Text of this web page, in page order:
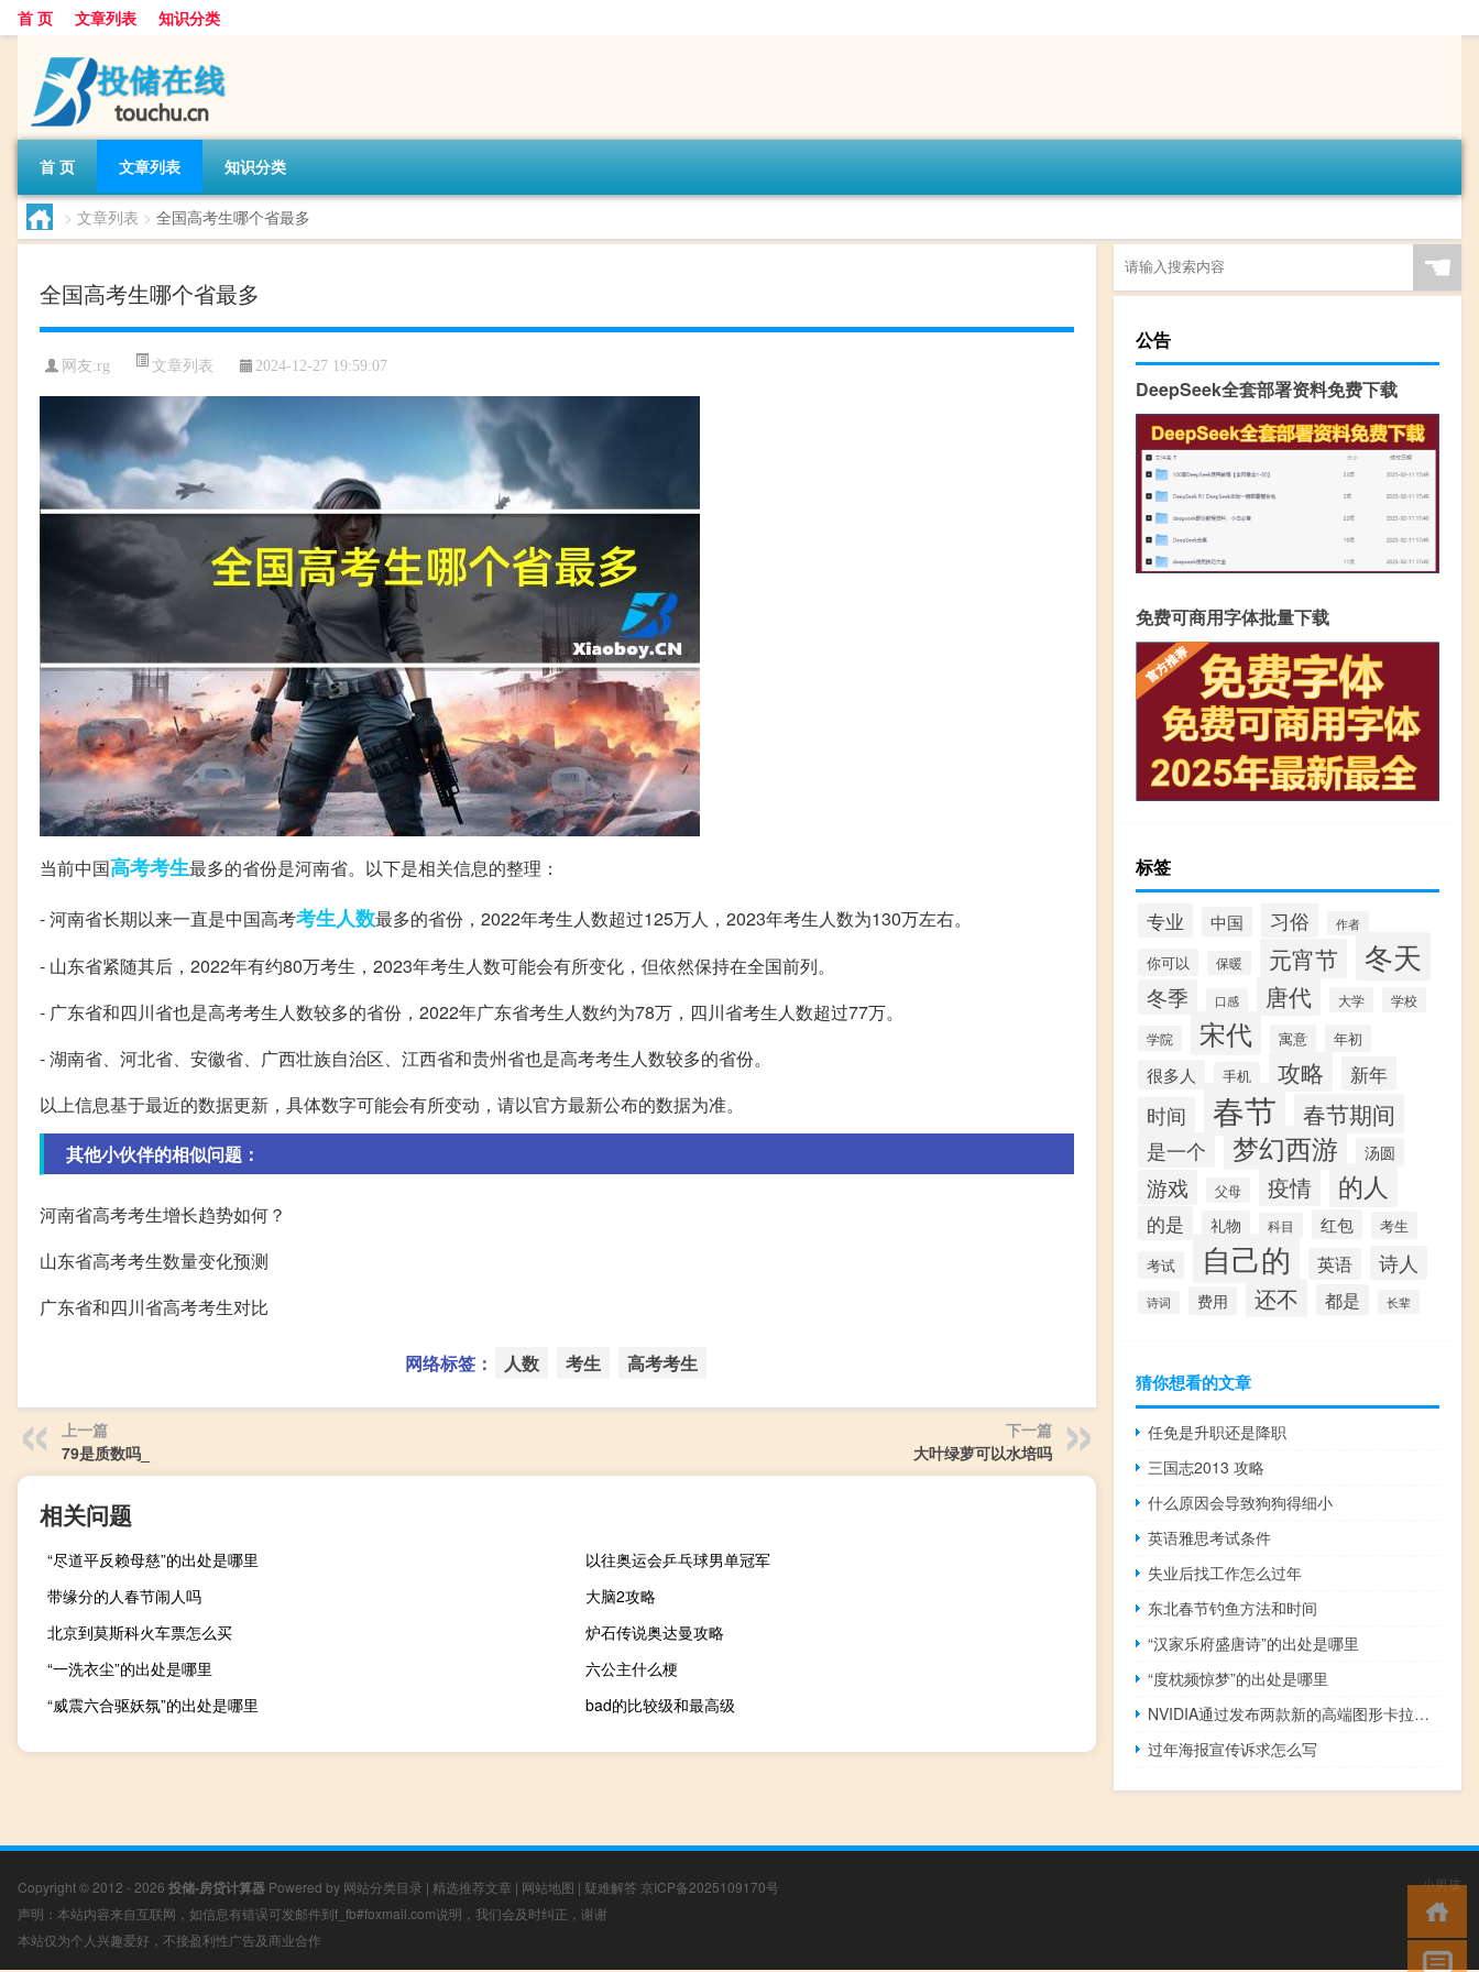
首 页 文章列表 知识分类
首 页 文章列表 知识分类
> 文章列表 > 全国高考生哪个省最多
全国高考生哪个省最多
网友:rg 文章列表 2024-12-27 19:59:07
当前中国高考考生最多的省份是河南省。以下是相关信息的整理：
- 河南省长期以来一直是中国高考考生人数最多的省份，2022年考生人数超过125万人，2023年考生人数为130万左右。
- 山东省紧随其后，2022年有约80万考生，2023年考生人数可能会有所变化，但依然保持在全国前列。
- 广东省和四川省也是高考考生人数较多的省份，2022年广东省考生人数约为78万，四川省考生人数超过77万。
- 湖南省、河北省、安徽省、广西壮族自治区、江西省和贵州省也是高考考生人数较多的省份。
以上信息基于最近的数据更新，具体数字可能会有所变动，请以官方最新公布的数据为准。
其他小伙伴的相似问题：
河南省高考考生增长趋势如何？
山东省高考考生数量变化预测
广东省和四川省高考考生对比
网络标签： 人数 考生 高考考生
上一篇
79是质数吗_
下一篇
大叶绿萝可以水培吗
相关问题
“尽道平反赖母慈”的出处是哪里
以往奥运会乒乓球男单冠军
带缘分的人春节闹人吗
大脑2攻略
北京到莫斯科火车票怎么买
炉石传说奥达曼攻略
“一洗衣尘”的出处是哪里
六公主什么梗
“威震六合驱妖氛”的出处是哪里
bad的比较级和最高级
☚
公告
DeepSeek全套部署资料免费下载
免费可商用字体批量下载
标签
专业 中国 习俗 作者
你可以 保暖 元宵节 冬天
冬季 口感 唐代 大学 学校
学院 宋代 寓意 年初
很多人 手机 攻略 新年
时间 春节 春节期间
是一个 梦幻西游 汤圆
游戏 父母 疫情 的人
的是 礼物 科目 红包
考生
考试
自己的 英语 诗人
诗词 费用 还不 都是 长辈
猜你想看的文章
任免是升职还是降职
三国志2013 攻略
什么原因会导致狗狗得细小
英语雅思考试条件
失业后找工作怎么过年
东北春节钓鱼方法和时间
“汉家乐府盛唐诗”的出处是哪里
“度枕频惊梦”的出处是哪里
NVIDIA通过发布两款新的高端图形卡拉开了本周的序幕
过年海报宣传诉求怎么写
Copyright © 2012 - 2026 投储-房贷计算器 Powered by 网站分类目录 | 精选推荐文章 | 网站地图 | 疑难解答 京ICP备2025109170号
声明：本站内容来自互联网，如信息有错误可发邮件到f_fb#foxmail.com说明，我们会及时纠正，谢谢
本站仅为个人兴趣爱好，不接盈利性广告及商业合作
小男孩